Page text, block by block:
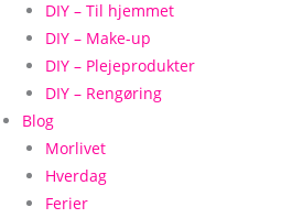
DIY – Til hjemmet
DIY – Make-up
DIY – Plejeprodukter
DIY – Rengøring
Blog
Morlivet
Hverdag
Ferier